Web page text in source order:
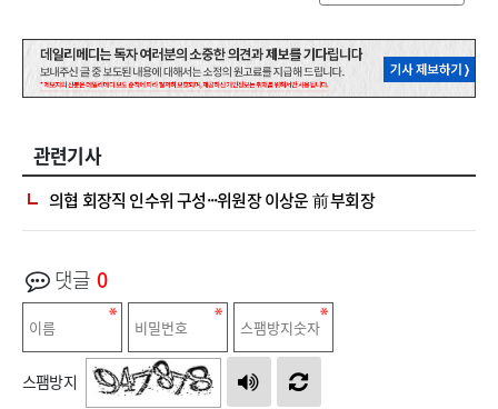
관련기사
의협 회장직 인수위 구성···위원장 이상운 前 부회장
댓글 0
스팸방지